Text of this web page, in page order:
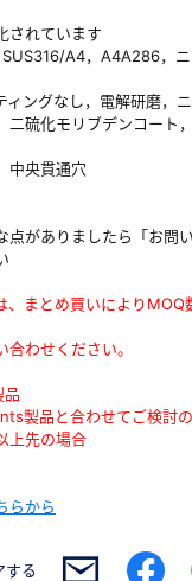
されています
A4，A4A286，
ィングなし，電解研磨，
二硫化モリブデンコート
中央貫通穴
点がありましたら「お問
まとめ買いによりMOQ
わせください。
品
製品と合わせてご検討
上先の場合
らから
する